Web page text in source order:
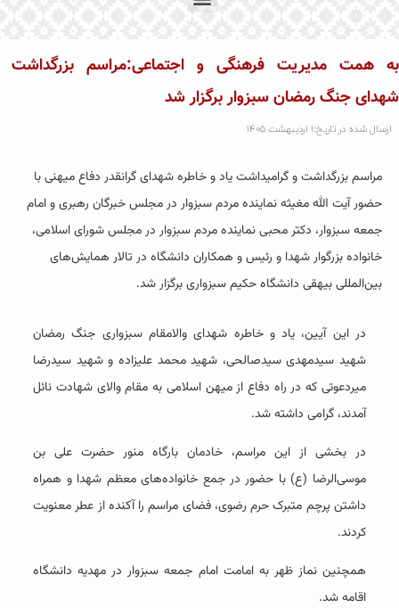
به همت مدیریت فرهنگی و اجتماعی:مراسم بزرگداشت
شهدای جنگ رمضان سبزوار برگزار شد
ارسال شده در تاریخ:۱ اردیبهشت ۱۴۰۵
مراسم بزرگداشت و گرامیداشت یاد و خاطره شهدای گرانقدر دفاع میهنی با
حضور آیت الله مغیثه نماینده مردم سبزوار در مجلس خبرگان رهبری و امام
جمعه سبزوار، دکتر محبی نماینده مردم سبزوار در مجلس شورای اسلامی،
خانواده بزرگوار شهدا و رئیس و همکاران دانشگاه در تالار همایش‌های
بین‌المللی بیهقی دانشگاه حکیم سبزواری برگزار شد.
در این آیین، یاد و خاطره شهدای والامقام سبزواری جنگ رمضان
شهید سیدمهدی سیدصالحی، شهید محمد علیزاده و شهید سیدرضا
میردعوتی که در راه دفاع از میهن اسلامی به مقام والای شهادت نائل
آمدند، گرامی داشته شد.
در بخشی از این مراسم، خادمان بارگاه منور حضرت علی بن
موسی‌الرضا (ع) با حضور در جمع خانواده‌های معظم شهدا و همراه
داشتن پرچم متبرک حرم رضوی، فضای مراسم را آکنده از عطر معنویت
کردند.
همچنین نماز ظهر به امامت امام جمعه سبزوار در مهدیه دانشگاه
اقامه شد.